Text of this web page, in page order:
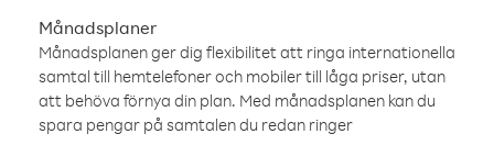
Månadsplaner
Månadsplanen ger dig flexibilitet att ringa internationella
samtal till hemtelefoner och mobiler till låga priser, utan
att behöva förnya din plan. Med månadsplanen kan du
spara pengar på samtalen du redan ringer